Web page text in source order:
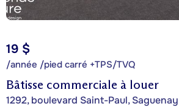
Bâtisse commerciale à louer
1292, boulevard Saint-Paul,
19 $
/année /pied carré +TPS/TVQ